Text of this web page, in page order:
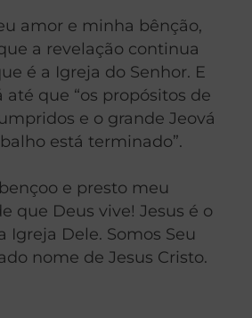
amor e minha bênção,
a revelação continua
é a Igreja do Senhor. E
até que “os propósitos de
e o grande Jeová
está terminado”.
e presto meu
que Deus vive! Jesus é o
Igreja Dele. Somos Seu
nome de Jesus Cristo.